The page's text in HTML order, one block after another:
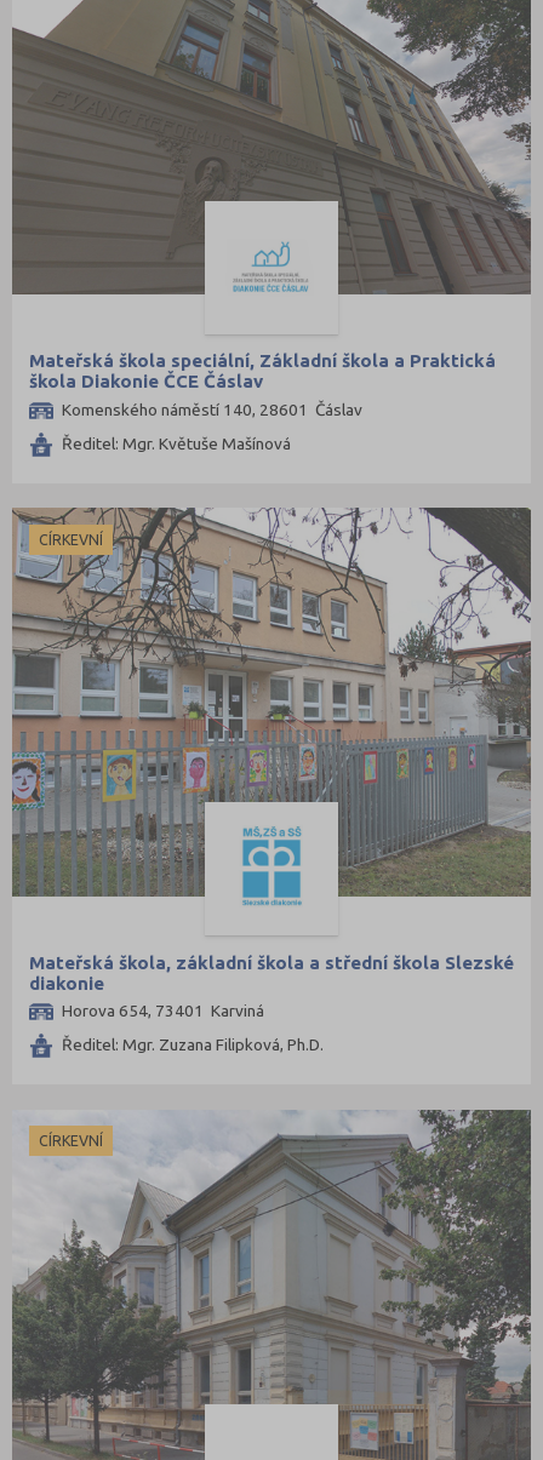
Mateřská škola speciální, Základní škola a Praktická
škola Diakonie ČCE Čáslav
Komenského náměstí 140, 28601 Čáslav
Ředitel: Mgr. Květuše Mašínová
CÍRKEVNÍ
Mateřská škola, základní škola a střední škola Slezské
diakonie
Horova 654, 73401 Karviná
Ředitel: Mgr. Zuzana Filipková, Ph.D.
CÍRKEVNÍ